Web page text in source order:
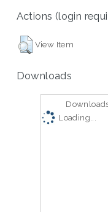
Actions (login
View Item
Downloads
Loading...